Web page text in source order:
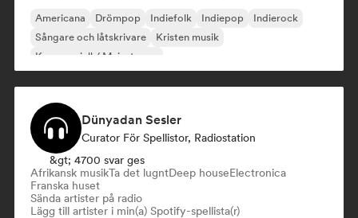
Americana Drömpop Indiefolk Indiepop
Indierock
Sångare och låtskrivare
Kristen musik
Kommersiell / Mainstream
Dünyadan Sesler
Curator För Spellistor, Radiostation
&gt; 4700 svar ges
Afrikansk musikTa det lugntDeep houseElectronica
Franska huset
Sända artister på radio
Lägg till artister i min(a) Spotify-spellista(r)